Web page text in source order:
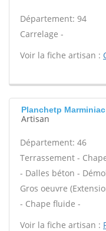
Département: 94
Carrelage -
Voir la fiche artisan :
Planchetp Marminiac
Artisan
Département: 46
Terrassement -
- Dalles béton -
Gros oeuvre
- Chape fluide -
Voir la fiche artisan :